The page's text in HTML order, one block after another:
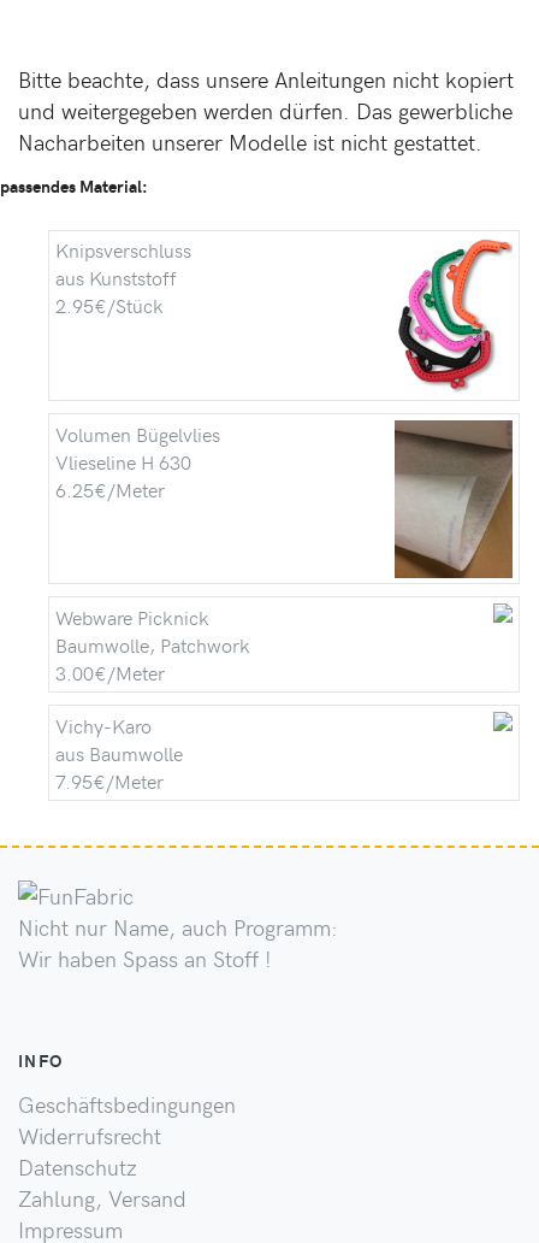
Bitte beachte, dass unsere Anleitungen nicht kopiert
und weitergegeben werden dürfen. Das gewerbliche
Nacharbeiten unserer Modelle ist nicht gestattet.
passendes Material:
Knipsverschluss
aus Kunststoff
2.95€/Stück
Volumen Bügelvlies
Vlieseline H 630
6.25€/Meter
Webware Picknick
Baumwolle, Patchwork
3.00€/Meter
Vichy-Karo
aus Baumwolle
7.95€/Meter
Nicht nur Name, auch Programm:
Wir haben Spass an Stoff !
INFO
Geschäftsbedingungen
Widerrufsrecht
Datenschutz
Zahlung, Versand
Impressum